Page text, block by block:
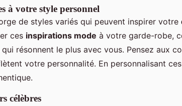
à votre style personnel
de styles variés qui peuvent inspirer votre
ces inspirations mode à votre garde-robe,
résonnent le plus avec vous. Pensez aux
votre personnalité. En personnalisant
célèbres